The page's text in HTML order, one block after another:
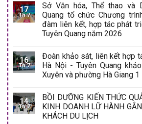
17
Th 7
Sở Văn hóa, Thể thao và
Quang tổ chức Chương
đàm liên kết, hợp tác phát
Tuyên Quang năm 2026
16
Th 7
Đoàn khảo sát, liên kết hợp
Hà Nội - Tuyên Quang
Xuyên và phường Hà Giang 1
14
Th 7
BỒI DƯỠNG KIẾN THỨC
KINH DOANH LỮ HÀNH
KHÁCH DU LỊCH